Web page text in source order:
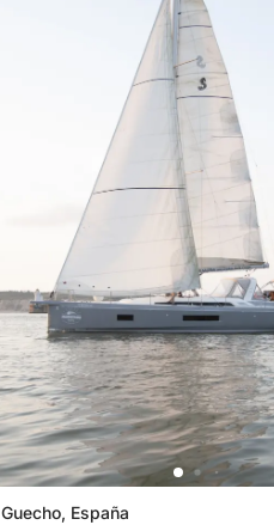
Guecho, España